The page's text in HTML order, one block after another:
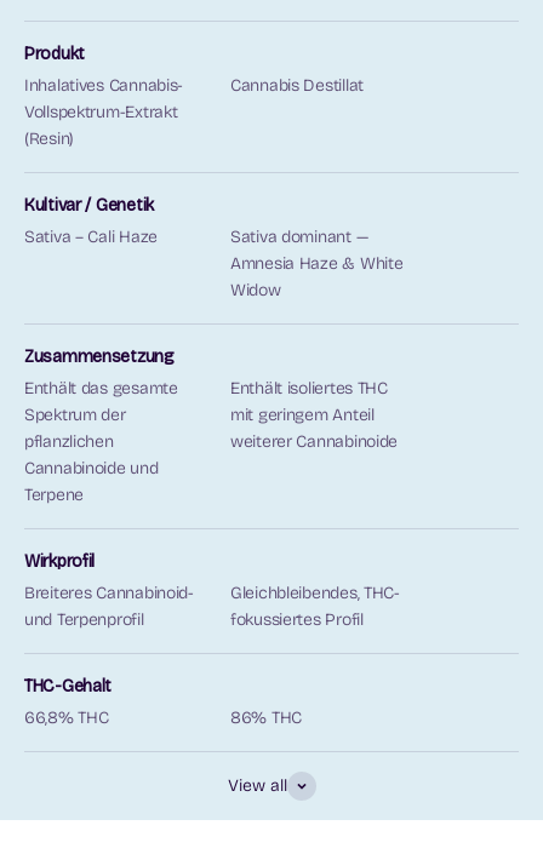
Produkt
Inhalatives Cannabis-
Vollspektrum-Extrakt
(Resin)
Cannabis Destillat
Kultivar / Genetik
Sativa – Cali Haze
Sativa dominant —
Amnesia Haze & White
Widow
Zusammensetzung
Enthält das gesamte
Spektrum der
pflanzlichen
Cannabinoide und
Terpene
Enthält isoliertes THC
mit geringem Anteil
weiterer Cannabinoide
Wirkprofil
Breiteres Cannabinoid-
und Terpenprofil
Gleichbleibendes, THC-
fokussiertes Profil
THC-Gehalt
66,8% THC
86% THC
View all